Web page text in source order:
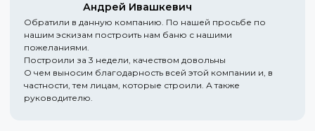
Андрей Ивашкевич
Обратили в данную компанию. По нашей просьбе по
нашим эскизам построить нам баню с нашими
пожеланиями.
Построили за 3 недели, качеством довольны
О чем выносим благодарность всей этой компании и, в
частности, тем лицам, которые строили. А также
руководителю.